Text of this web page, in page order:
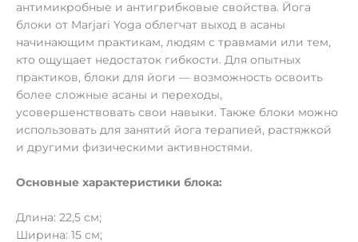
антимикробные и антигрибковые свойства. Йога
блоки от Marjari Yoga облегчат выход в асаны
начинающим практикам, людям с травмами или тем,
кто ощущает недостаток гибкости. Для опытных
практиков, блоки для йоги — возможность освоить
более сложные асаны и переходы,
усовершенствовать свои навыки. Также блоки можно
использовать для занятий йога терапией, растяжкой
и другими физическими активностями.
Основные характеристики блока:
Длина: 22,5 см;
Ширина: 15 см;